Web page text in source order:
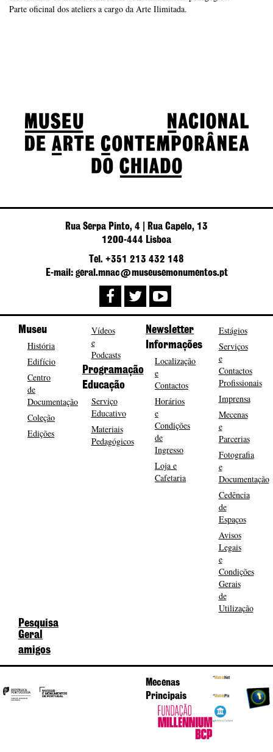
Parte oficinal dos ateliers a cargo da Arte Ilimitada.
Rua Serpa Pinto, 4 | Rua Capelo, 13
1200-444 Lisboa
Tel. +351 213 432 148
E-mail: geral.mnac@museusemonumentos.pt
Museu
História
Edifício
Centro
de
Documentação
Coleção
Edições
Vídeos
e
Podcasts
Programação
Educação
Serviço
Educativo
Materiais
Pedagógicos
Newsletter
Informações
Localização
e
Contactos
Horários
e
Condições
de
Ingresso
Loja e
Cafetaria
Estágios
Serviços
e
Contactos
Profissionais
Imprensa
Mecenas
e
Parcerias
Fotografia
e
Documentação
Cedência
de
Espaços
Avisos
Legais
e
Condições
Gerais
de
Utilização
Pesquisa
Geral
amigos
Mecenas
Principais